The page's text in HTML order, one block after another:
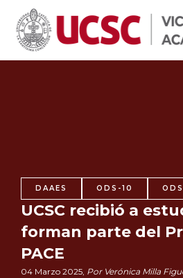
DAAES ODS-10
UCSC recibió a
forman parte del
PACE
04 Marzo 2025, Por Verónica Milla